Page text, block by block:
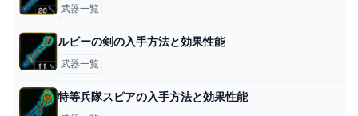
武器一覧
ルビーの剣の入手方法と効果性能
武器一覧
特等兵隊スピアの入手方法と効果性能